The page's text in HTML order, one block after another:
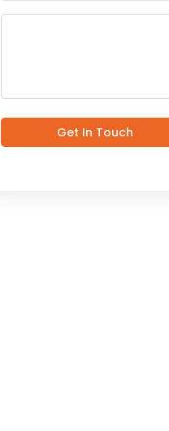
Get In Touch